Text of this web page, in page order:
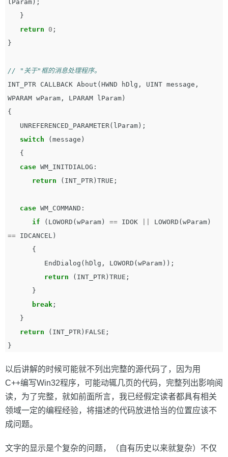
lParam );
}
return
0 ;
}
// "关于"框的消息处理程序。
INT_PTR CALLBACK About ( HWND hDlg , UINT message ,
WPARAM wParam , LPARAM lParam )
{
UNREFERENCED_PARAMETER( lParam );
switch
( message )
{
case WM_INITDIALOG :
return
( INT_PTR ) TRUE ;
case WM_COMMAND :
if
( LOWORD ( wParam ) == IDOK LOWORD ( wParam )
== IDCANCEL )
{
EndDialog ( hDlg , LOWORD ( wParam ));
return
( INT_PTR ) TRUE ;
}
break ;
}
return
( INT_PTR ) FALSE ;
}
以后讲解的时候可能就不列出完整的源代码了，因为用
C++编写Win32程序，可能动辄几页的代码，完整列出影响阅
读，为了完整，就如前面所言，我已经假定读者都具有相关
领域一定的编程经验，将描述的代码放进恰当的位置应该不
成问题。
文字的显示是个复杂的问题，（自有历史以来就复杂）不仅